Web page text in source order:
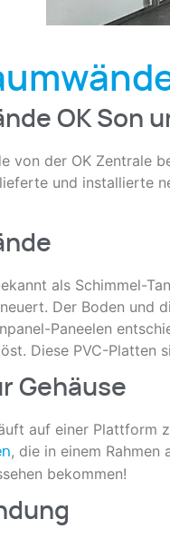
OK Son
von der OK Zentrale
und installierte
als Schimmel-
Der Boden und
Paneelen
Diese PVC-
Gehäuse
auf einer Plattform
, die in einem
bekommen!